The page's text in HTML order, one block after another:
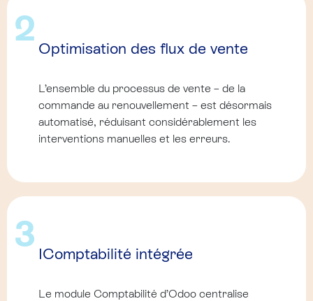
2
Optimisation des flux de vente
L’ensemble du processus de vente – de la
commande au renouvellement – est désormais
automatisé, réduisant considérablement les
interventions manuelles et les erreurs.
3
IComptabilité intégrée
Le module Comptabilité d’Odoo centralise